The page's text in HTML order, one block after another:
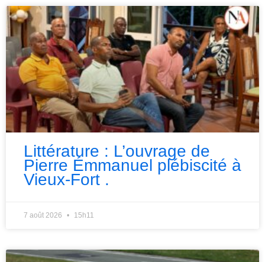
Littérature : L’ouvrage de
Pierre Émmanuel plébiscité à
Vieux-Fort .
7 août 2026 15h11